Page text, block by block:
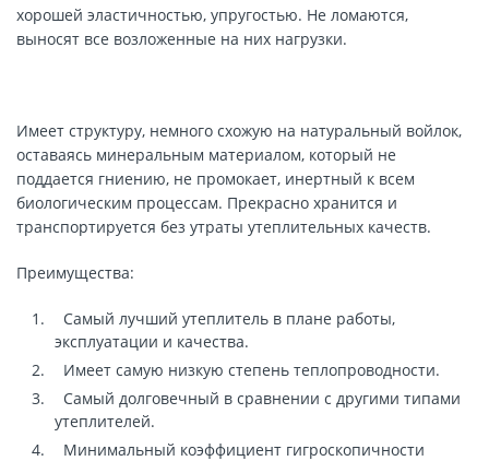
хорошей эластичностью, упругостью. Не ломаются,
выносят все возложенные на них нагрузки.
Имеет структуру, немного схожую на натуральный войлок,
оставаясь минеральным материалом, который не
поддается гниению, не промокает, инертный к всем
биологическим процессам. Прекрасно хранится и
транспортируется без утраты утеплительных качеств.
Преимущества:
Самый лучший утеплитель в плане работы,
эксплуатации и качества.
Имеет самую низкую степень теплопроводности.
Самый долговечный в сравнении с другими типами
утеплителей.
Минимальный коэффициент гигроскопичности